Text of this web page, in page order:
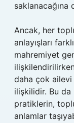
saklanacağına
Ancak, her
anlayışları
mahremiyet
daha çok
ilişkilidir. Bu
pratiklerin,
anlamlar